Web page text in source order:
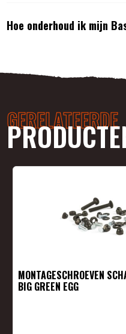
Hoe onderhoud ik mijn
GERELATEERDE
MONTAGESCHROEVEN
BIG GREEN EGG